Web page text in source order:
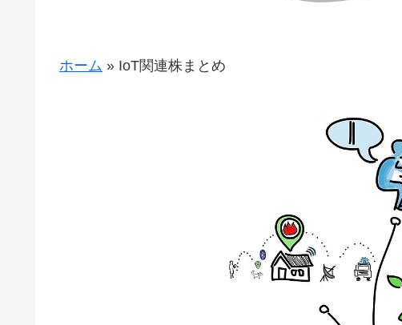
ホーム » IoT関連株まとめ